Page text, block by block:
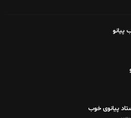
پیانو
پیانوی خوب